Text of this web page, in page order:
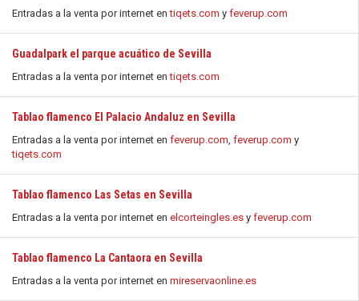
Entradas a la venta por internet entiqets.com y feverup.com
Guadalpark el parque acuático de Sevilla
Entradas a la venta por internet entiqets.com
Tablao flamenco El Palacio Andaluz en Sevilla
Entradas a la venta por internet en feverup.com, feverup.com y
tiqets.com
Tablao flamenco Las Setas en Sevilla
Entradas a la venta por internet en elcorteingles.es y feverup.com
Tablao flamenco La Cantaora en Sevilla
Entradas a la venta por internet en mireservaonline.es